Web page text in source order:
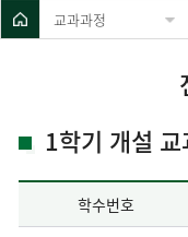
교과과정
1학기 개설 교
학수번호